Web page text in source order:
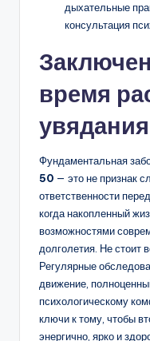
дыхательные
консультация
время
увядания
Фундаментальная
50 — это не признак
ответственности
когда накопленный
возможностями
долголетия. Не стоит
Регулярные
движение,
психологическому
ключи к тому, чтобы
энергично, ярко и